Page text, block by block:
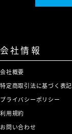
会社情報
会社概要
特定商取引法に基づく表記
プライバシーポリシー
利用規約
お問い合わせ